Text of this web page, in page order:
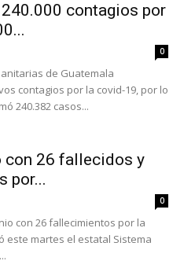
contagios por
0
de Guatemala
contagios por la covid-19, por lo
240.382 casos...
con 26 fallecidos y
por...
0
con 26 fallecimientos por la
este martes el estatal Sistema